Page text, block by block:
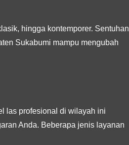
hingga kontemporer. Sentuhan
Sukabumi mampu mengubah
las profesional di wilayah ini
Anda. Beberapa jenis layanan